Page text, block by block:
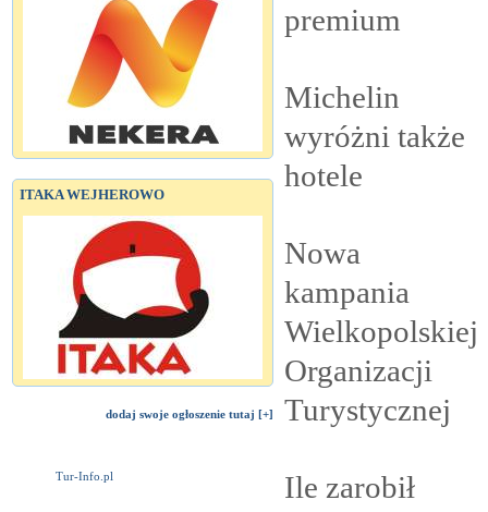
ITAKA WEJHEROWO
dodaj swoje ogłoszenie tutaj [+]
Tur-Info.pl
premium
Michelin
wyróżni także
hotele
Nowa
kampania
Wielkopolskiej
Organizacji
Turystycznej
Ile zarobił